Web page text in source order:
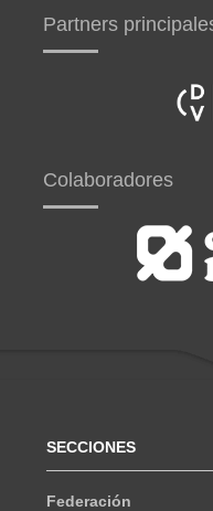
Partners
Colaboradores
SECCIONES
Federación